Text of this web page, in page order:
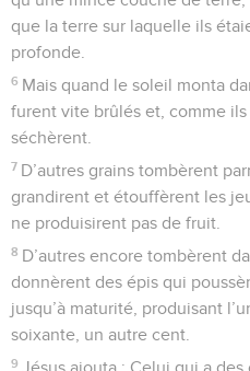
que la terre sur laquelle ils
profonde.
6 Mais quand le soleil monta
furent vite brûlés et, comme ils
séchèrent.
7 D’autres grains tombèrent
grandirent et étouffèrent les
ne produisirent pas de fruit.
8 D’autres encore tombèrent
donnèrent des épis qui
jusqu’à maturité, produisant
soixante, un autre cent.
9 Jésus ajouta : Celui qui a